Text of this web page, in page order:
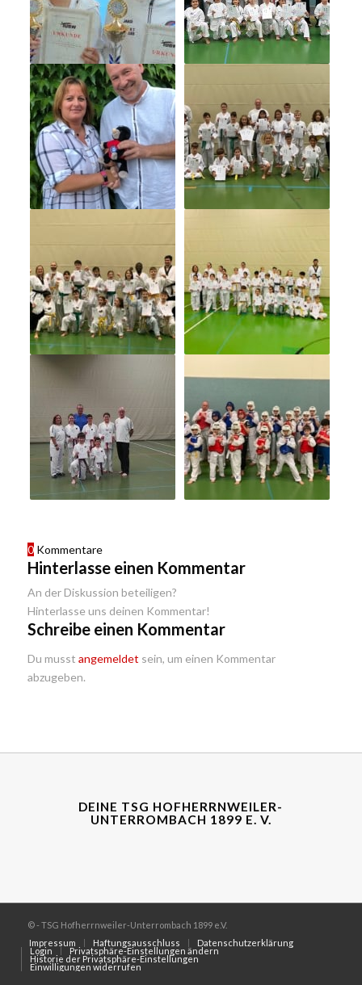
0 Kommentare
Hinterlasse einen Kommentar
An der Diskussion beteiligen?
Hinterlasse uns deinen Kommentar!
Schreibe einen Kommentar
Du musst angemeldet sein, um einen Kommentar
abzugeben.
DEINE TSG HOFHERRNWEILER-
UNTERROMBACH 1899 E. V.
© - TSG Hofherrnweiler-Unterrombach 1899 e.V.
Impressum
Haftungsausschluss Datenschutzerklärung
Login Privatsphäre-Einstellungen ändern
Historie der Privatsphäre-Einstellungen
Einwilligungen widerrufen